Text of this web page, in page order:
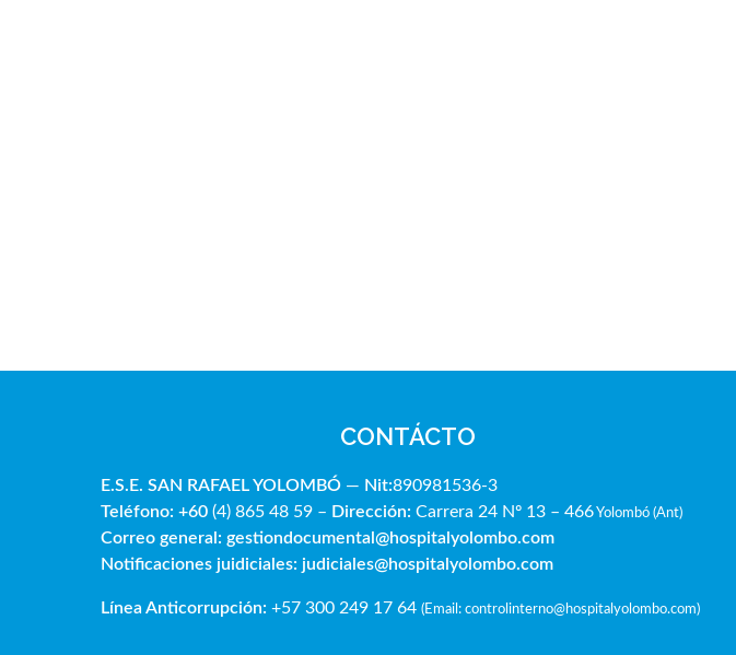
CONTÁCTO
E.S.E. SAN RAFAEL YOLOMBÓ — Nit:890981536-3
Teléfono: +60 (4) 865 48 59 – Dirección: Carrera 24 Nº 13 – 466Yolombó (Ant)
Correo general: gestiondocumental@hospitalyolombo.com
Notificaciones juidiciales: judiciales@hospitalyolombo.com
Línea Anticorrupción: +57 300 249 17 64 (Email: controlinterno@hospitalyolombo.com)